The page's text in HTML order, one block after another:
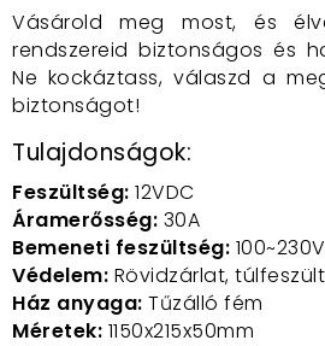
Vásárold meg most, és
rendszereid biztonságos és
Ne kockáztass, válaszd a
biztonságot!
Tulajdonságok:
Feszültség: 12VDC
Áramerősség: 30A
Bemeneti feszültség:
Védelem: Rövidzárlat,
Ház anyaga: Tűzálló fém
Méretek: 1150x215x50mm